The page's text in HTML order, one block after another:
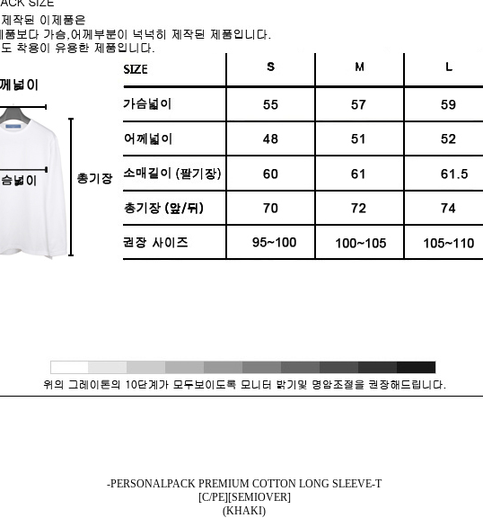
-PERSONALPACK PREMIUM COTTON LONG SLEEVE-T
[C/PE][SEMIOVER]
(KHAKI)